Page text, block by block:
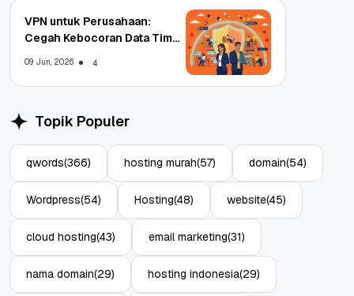
VPN untuk Perusahaan:
Cegah Kebocoran Data Tim
09 Jun, 2026 4
Topik Populer
qwords(366) hosting murah(57) domain(54)
Wordpress(54) Hosting(48) website(45)
cloud hosting(43) email marketing(31)
nama domain(29) hosting indonesia(29)